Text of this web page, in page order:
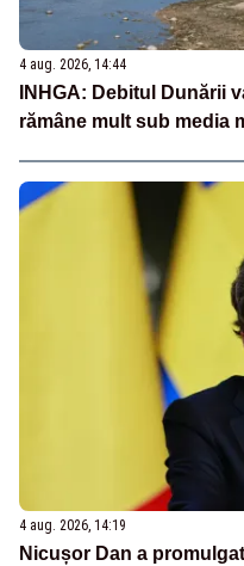
4 aug. 2026, 14:44
INHGA: Debitul Dunării
rămâne mult sub media
4 aug. 2026, 14:19
Nicușor Dan a